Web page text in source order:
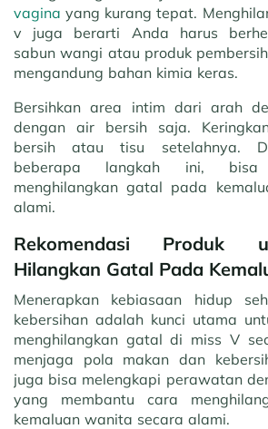
vagina yang kurang tepat.
v juga berarti Anda harus
sabun wangi atau produk
mengandung bahan kimia keras.
Bersihkan area intim dari arah
dengan air bersih saja.
bersih atau tisu setelahnya.
beberapa langkah ini,
menghilangkan gatal pada
alami.
Rekomendasi Produk
Hilangkan Gatal Pada
Menerapkan kebiasaan hidup
kebersihan adalah kunci utama
menghilangkan gatal di miss V
menjaga pola makan dan
juga bisa melengkapi perawatan
yang membantu cara
kemaluan wanita secara alami.